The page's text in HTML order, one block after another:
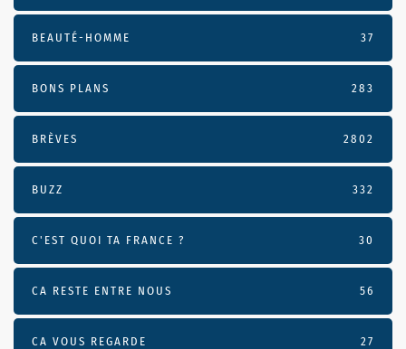
BEAUTÉ-HOMME 37
BONS PLANS 283
BRÈVES 2802
BUZZ 332
C'EST QUOI TA FRANCE ? 30
CA RESTE ENTRE NOUS 56
CA VOUS REGARDE 27